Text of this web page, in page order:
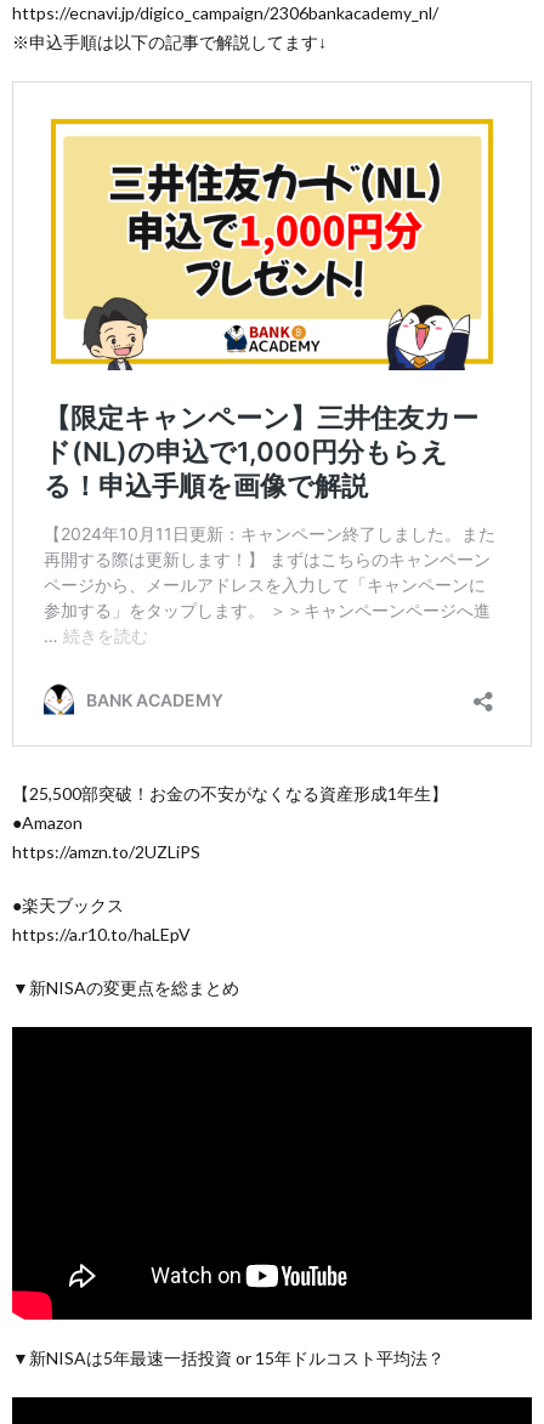
https://ecnavi.jp/digico_campaign/2306bankacademy_nl/
※申込手順は以下の記事で解説してます↓
【25,500部突破！お金の不安がなくなる資産形成1年生】
●Amazon
https://amzn.to/2UZLiPS
●楽天ブックス
https://a.r10.to/haLEpV
▼新NISAの変更点を総まとめ
▼新NISAは5年最速一括投資 or 15年ドルコスト平均法？